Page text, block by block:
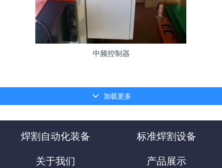
中频控制器
加载更多
焊割自动化装备
标准焊割设备
关于我们
产品展示